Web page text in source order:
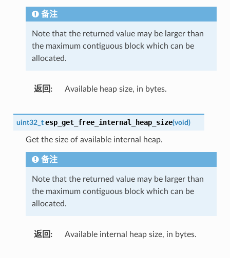
备注
Note that the returned value may be larger than
the maximum contiguous block which can be
allocated.
返回 Available heap size, in bytes.
uint32_t esp_get_free_internal_heap_size(void)
Get the size of available internal heap.
备注
Note that the returned value may be larger than
the maximum contiguous block which can be
allocated.
返回 Available internal heap size, in bytes.